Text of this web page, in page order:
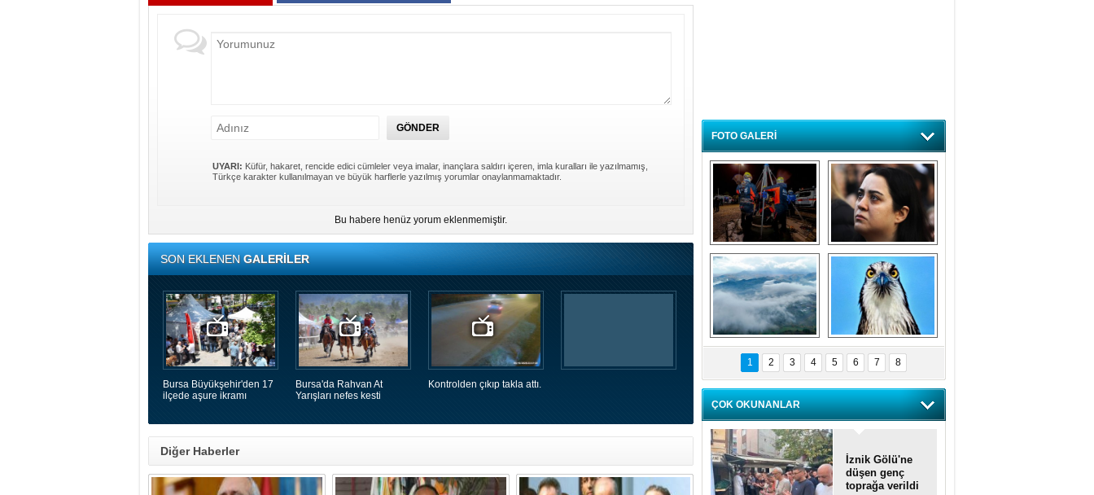
UYARI: Küfür, hakaret, rencide edici cümleler veya imalar, inançlara saldırı içeren, imla kuralları ile yazılmamış,
Türkçe karakter kullanılmayan ve büyük harflerle yazılmış yorumlar onaylanmamaktadır.
Bu habere henüz yorum eklenmemiştir.
SON EKLENENGALERİLER
Bursa Büyükşehir'den 17
ilçede aşure ikramı
Bursa'da Rahvan At
Yarışları nefes kesti
Kontrolden çıkıp takla attı.
Diğer Haberler
FOTO GALERİ
Bursa'da deprem
tatbikatı gerçeğini
aratmadı
Özlem ve minnetle
anıyoruz
Bursa'dan
büyüleyen
fotoğraflar
Balık Kartalı
Bursa’da
görüntülendi
1 2 3 4 5 6 7 8
ÇOK OKUNANLAR
İznik Gölü'ne
düşen genç
toprağa verildi